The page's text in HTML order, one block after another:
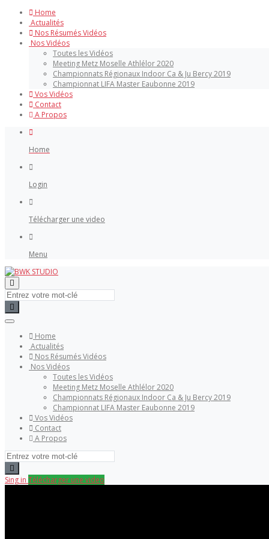
Home
Actualités
Nos Résumés Vidéos
Nos Vidéos
Toutes les Vidéos
Meeting Metz Moselle Athlélor 2020
Championnats Régionaux Indoor Ca & Ju Bercy 2019
Championnat LIFA Master Eaubonne 2019
Vos Vidéos
Contact
A Propos
Home
Login
Télécharger une video
Menu
Home
Actualités
Nos Résumés Vidéos
Nos Vidéos
Toutes les Vidéos
Meeting Metz Moselle Athlélor 2020
Championnats Régionaux Indoor Ca & Ju Bercy 2019
Championnat LIFA Master Eaubonne 2019
Vos Vidéos
Contact
A Propos
Sing in Télécharger une video